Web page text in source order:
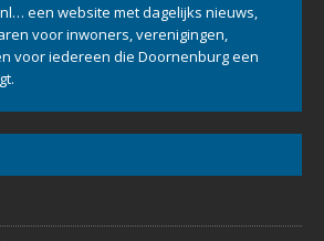
een website met dagelijks nieuws,
voor inwoners, verenigingen,
voor iedereen die Doornenburg een